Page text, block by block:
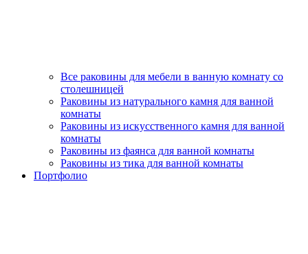
Все раковины для мебели в ванную комнату со
столешницей
Раковины из натурального камня для ванной
комнаты
Раковины из искусственного камня для ванной
комнаты
Раковины из фаянса для ванной комнаты
Раковины из тика для ванной комнаты
Портфолио